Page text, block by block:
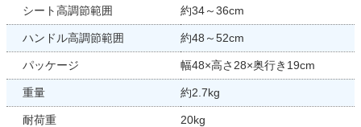
シート高調節範囲 約34～36cm
ハンドル高調節範囲 約48～52cm
パッケージ 幅48×高さ28×奥行き19cm
重量 約2.7kg
耐荷重 20kg